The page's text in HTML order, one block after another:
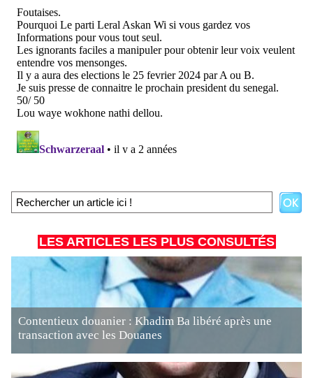
LES ARTICLES LES PLUS CONSULTÉS
Contentieux douanier : Khadim Ba libéré après une
transaction avec les Douanes